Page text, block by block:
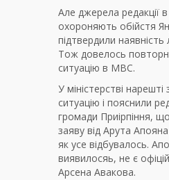
Але джерела редакції
охороняють обійстя
підтвердили
Тож довелось
ситуацію в МВС.
У міністерстві нарешті
ситуацію і пояснили
громади Приірпіння,
заяву від Арута
як усе відбувалось.
виявилосяь, не є
Арсена Авакова.